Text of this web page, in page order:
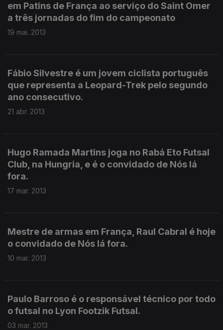
em Patins de França ao serviço do Saint Omer
a três jornadas do fim do campeonato
19 mai. 2013
Fábio Silvestre é um jovem ciclista português
que representa a Leopard-Trek pelo segundo
ano consecutivo.
21 abr. 2013
Hugo Ramada Martins joga no Rabá Eto Futsal
Club, na Hungria, e é o convidado de Nós lá
fora.
17 mar. 2013
Mestre de armas em França, Raul Cabral é hoje
o convidado de Nós lá fora.
10 mar. 2013
Paulo Barroso é o responsável técnico por todo
o futsal no Lyon Footzik Futsal.
03 mar. 2013